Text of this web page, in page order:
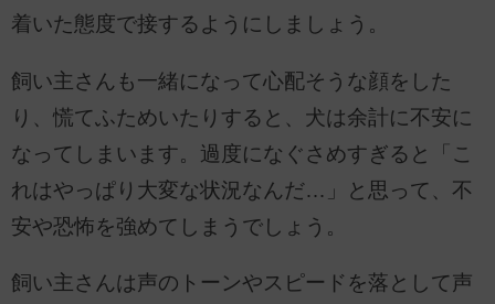
着いた態度で接するようにしましょう。
飼い主さんも一緒になって心配そうな顔をした
り、慌てふためいたりすると、犬は余計に不安に
なってしまいます。過度になぐさめすぎると「こ
れはやっぱり大変な状況なんだ…」と思って、不
安や恐怖を強めてしまうでしょう。
飼い主さんは声のトーンやスピードを落として声